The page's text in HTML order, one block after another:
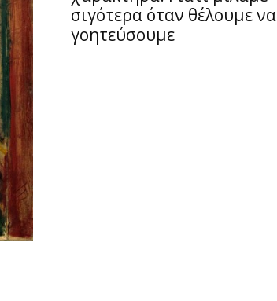
σιγότερα όταν θέλουμε να
γοητεύσουμε